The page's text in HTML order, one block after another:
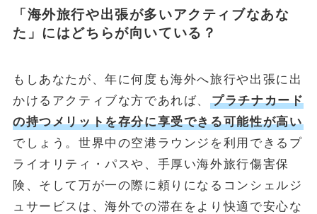
「海外旅行や出張が多いアクティブなあな
た」にはどちらが向いている？
もしあなたが、年に何度も海外へ旅行や出張に出
かけるアクティブな方であれば、プラチナカード
の持つメリットを存分に享受できる可能性が高い
でしょう。世界中の空港ラウンジを利用できるプ
ライオリティ・パスや、手厚い海外旅行傷害保
険、そして万が一の際に頼りになるコンシェルジ
ュサービスは、海外での滞在をより快適で安心な